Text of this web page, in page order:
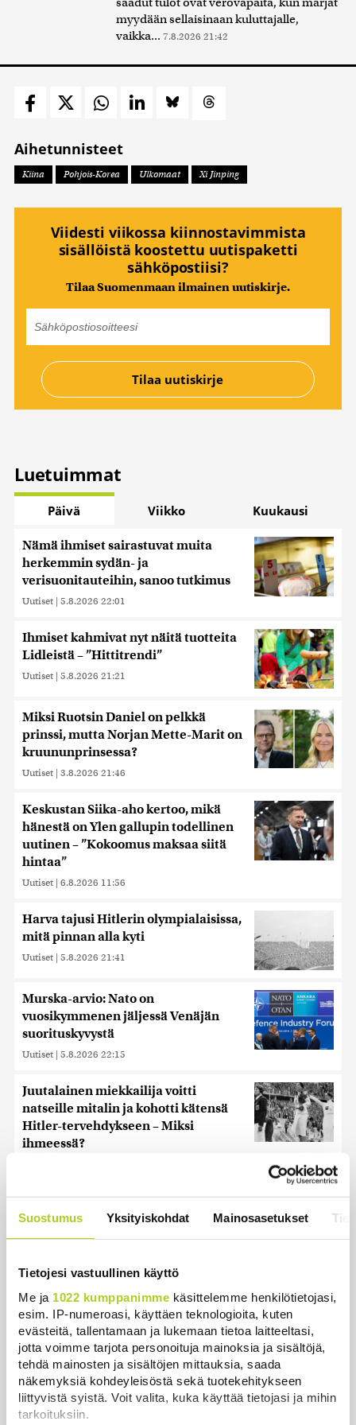
Suostumus Yksityiskohdat Mainosasetukset
Tietojesi vastuullinen käyttö
Me ja 1022 kumppanimme käsittelemme henkilötietojasi,
esim. IP-numeroasi, käyttäen teknologioita, kuten
evästeitä, tallentamaan ja lukemaan tietoa laitteeltasi,
jotta voimme tarjota personoituja mainoksia ja sisältöjä,
tehdä mainosten ja sisältöjen mittauksia, saada
näkemyksiä kohdeyleisöstä sekä tuotekehitykseen
liittyvistä syistä. Voit valita, kuka käyttää tietojasi ja mihin
tarkoituksiin.
myydään sellaisinaan kuluttajalle,
vaikka... 7.8.2026 21:42
Aihetunnisteet
Kiina Pohjois-Korea Ulkomaat Xi Jinping
Viidesti viikossa kiinnostavimmista
sisällöistä koostettu uutispaketti
sähköpostiisi?
Tilaa Suomenmaan ilmainen uutiskirje.
Luetuimmat
Päivä Viikko Kuukausi
Nämä ihmiset sairastuvat muita
herkemmin sydän- ja
verisuonitauteihin, sanoo tutkimus
Uutiset | 5.8.2026 22:01
Ihmiset kahmivat nyt näitä tuotteita
Lidleistä – ”Hittitrendi”
Uutiset | 5.8.2026 21:21
Miksi Ruotsin Daniel on pelkkä
prinssi, mutta Norjan Mette-Marit on
kruununprinsessa?
Uutiset | 3.8.2026 21:46
Keskustan Siika-aho kertoo, mikä
hänestä on Ylen gallupin todellinen
uutinen – ”Kokoomus maksaa siitä
hintaa”
Uutiset | 6.8.2026 11:56
Harva tajusi Hitlerin olympialaisissa,
mitä pinnan alla kyti
Uutiset | 5.8.2026 21:41
Murska-arvio: Nato on
vuosikymmenen jäljessä Venäjän
suorituskyvystä
Uutiset | 5.8.2026 22:15
Juutalainen miekkailija voitti
natseille mitalin ja kohotti kätensä
Hitler-tervehdykseen – Miksi
ihmeessä?
Kuin kauhuelokuvasta – Oletko
kuullut Etelämantereen
Veriputouksesta?
Reuters: FBI aloitti yhteistyön Kiinan
ja Venäjän kanssa, kriitikot
huolissaan – ”Loistava peiterooli”
Uutiset | 5.8.2026 22:07
Khamenein kanssa viestiminen on
vaikeaa, sanoo Iranin presidentti